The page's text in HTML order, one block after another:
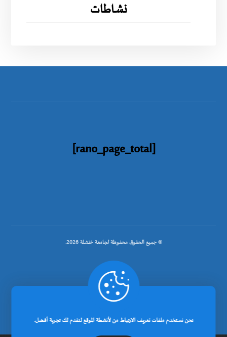
نشاطات
[rano_page_total]
© جميع الحقوق محفوظة لجامعة خنشلة 2026.
.
نحن نستخدم ملفات تعريف الارتباط من لأنشطة الموقع لنقدم لك تجربة أفضل.